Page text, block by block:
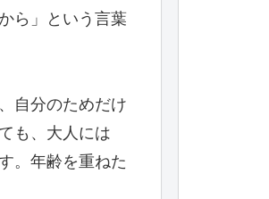
ら」という言葉
自分のためだけ
も、大人には
。年齢を重ねた